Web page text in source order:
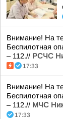
Внимание! На
Беспилотная
– 112.// РСЧС
17:33
Внимание! На
Беспилотная
– 112.// МЧС
17:33